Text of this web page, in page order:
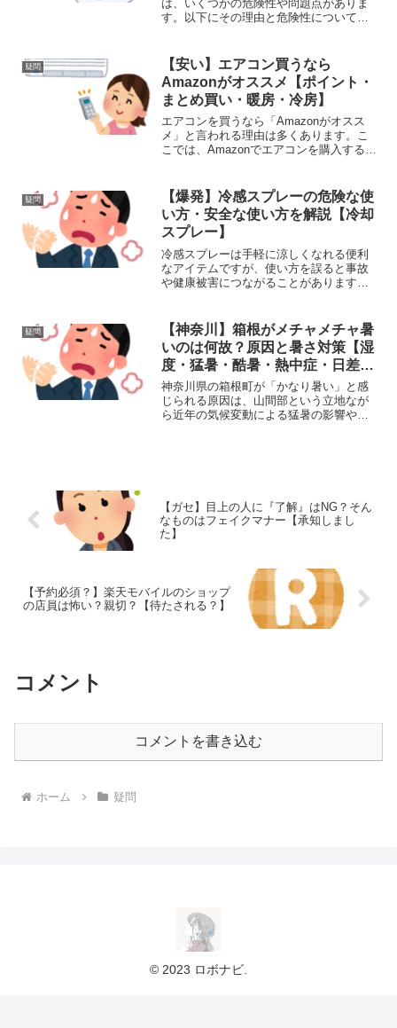
は、いくつかの危険性や問題点がありま
す。以下にその理由と危険性について詳
ゴム製の素材でできており、財布に入れ
ておくと長時間圧力が...
疑問
【安い】エアコン買うなら
Amazonがオススメ【ポイント・
まとめ買い・暖房・冷房】
エアコンを買うなら「Amazonがオスス
メ」と言われる理由は多くあります。こ
こでは、Amazonでエアコンを購入するメ
[]).pus...
疑問
【爆発】冷感スプレーの危険な使
い方・安全な使い方を解説【冷却
スプレー】
冷感スプレーは手軽に涼しくなれる便利
なアイテムですが、使い方を誤ると事故
や健康被害につながることがあります。
(adsbygoogle = window.adsbygoo...
疑問
【神奈川】箱根がメチャメチャ暑
いのは何故？原因と暑さ対策【湿
度・猛暑・酷暑・熱中症・日差
し・温暖化・ヒートアイランド】
神奈川県の箱根町が「かなり暑い」と感
じられる原因は、山間部という立地なが
ら近年の気候変動による猛暑の影響や都
【ガセ】目上の人に『了解』はNG？そん
なものはフェイクマナー【承知しまし
た】
【予約必須？】楽天モバイルのショップ
の店員は怖い？親切？【待たされる？】
コメント
コメントを書き込む
ホーム 疑問
© 2023 ロボナビ.